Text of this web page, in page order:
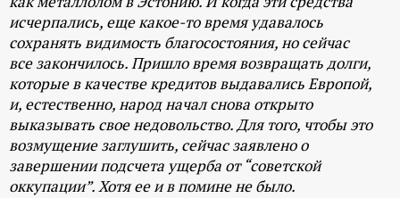
исчерпались, еще какое-то время удавалось
сохранять видимость благосостояния, но сейчас
все закончилось. Пришло время возвращать долги,
которые в качестве кредитов выдавались Европой,
и, естественно, народ начал снова открыто
выказывать свое недовольство. Для того, чтобы это
возмущение заглушить, сейчас заявлено о
завершении подсчета ущерба от “советской
оккупации”. Хотя ее и в помине не было.